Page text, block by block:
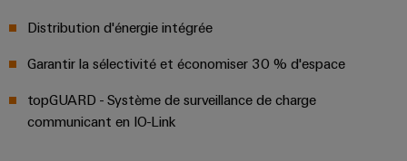
et
eaux
Énergie
Logiciels
Imprimantes
Distribution d'énergie intégrée
Garantir la sélectivité et économiser 30 % d'espace
topGUARD - Système de surveillance de charge
communicant en IO-Link